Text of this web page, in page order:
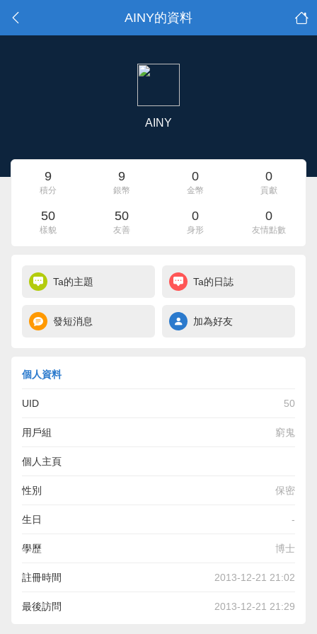
AINY的資料
AINY
9
積分
9
銀幣
0
金幣
0
貢獻
50
樣貌
50
友善
0
身形
0
友情點數
Ta的主題 Ta的日誌
發短消息 加為好友
個人資料
UID 50
用戶組 窮鬼
個人主頁
http://webcache.googleusercontent.com/search?
q=cache:3mSRvggzUGAJ:pinsta.me/MDSSG
性別 保密
生日 -
學歷 博士
註冊時間 2013-12-21 21:02
最後訪問 2013-12-21 21:29